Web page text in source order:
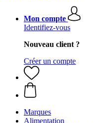
Mon compte
Identifiez-vous
Nouveau client ?
Créer un compte
Marques
Alimentation